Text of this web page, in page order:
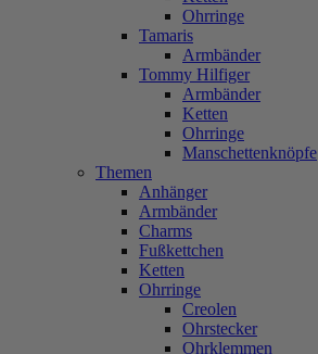
Ohrringe
Tamaris
Armbänder
Tommy Hilfiger
Armbänder
Ketten
Ohrringe
Manschettenknöpfe
Themen
Anhänger
Armbänder
Charms
Fußkettchen
Ketten
Ohrringe
Creolen
Ohrstecker
Ohrklemmen